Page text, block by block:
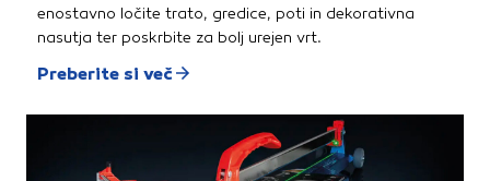
enostavno ločite trato, gredice, poti in dekorativna
nasutja ter poskrbite za bolj urejen vrt.
Preberite si več